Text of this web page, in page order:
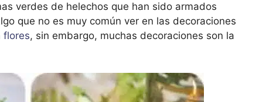
verdes de helechos que han sido armados
que no es muy común ver en las decoraciones
flores, sin embargo, muchas decoraciones son la